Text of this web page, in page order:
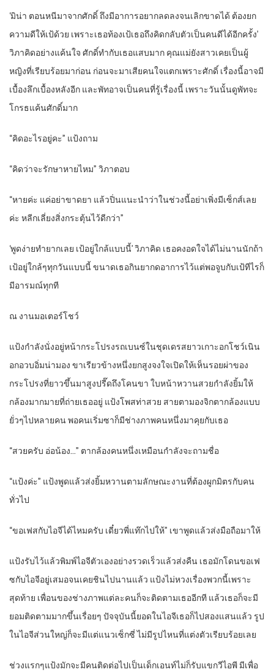
‘มิน่า ตอนหนีมาจากศักดิ์ ถึงมีอาการอยากลดลงจนเลิกขาดได้ ต้องยก
ความดีให้เป้ด้วย เพราะเธอท้องเป้เธอถึงคิดกลับตัวเป็นคนดีได้อีกครั้ง’
วิภาคิดอย่างแค้นใจ ศักดิ์ทำกับเธอแสบมาก คุณแม่ยังสาวเคยเป็นผู้
หญิงที่เรียบร้อยมาก่อน ก่อนจะมาเสียคนใจแตกเพราะศักดิ์ เรื่องนี้อาจมี
เบื้องลึกเบื้องหลังอีก และพัทอาจเป็นคนที่รู้เรื่องนี้ เพราะวันนั้นดูพัทจะ
โกรธแค้นศักดิ์มาก
“คิดอะไรอยู่คะ” แป้งถาม
“คิดว่าจะรักษาหายไหม” วิภาตอบ
“หายค่ะ แค่อย่าขาดยา แล้วปิ่นแนะนำว่าในช่วงนี้อย่าเพิ่งมีเซ็กส์เลย
ค่ะ หลีกเลี่ยงสิ่งกระตุ้นไว้ดีกว่า”
‘พูดง่ายทำยากเลย เป้อยู่ใกล้แบบนี้’ วิภาคิด เธอคงอดใจได้ไม่นานนักถ้า
เป้อยู่ใกล้ๆทุกวันแบบนี้ ขนาดเธอกินยากดอาการไว้แต่พอจูบกับเป้ทีไรก็
มีอารมณ์ทุกที
ณ งานมอเตอร์โชว์
แป้งกำลังนั่งอยู่หน้ากระโปรงรถเบนซ์ในชุดเดรสยาวเกาะอกโชว์เนิน
อกอวบอิ่มน่ามอง ขาเรียวข้างหนึ่งยกสูงจงใจเปิดให้เห็นรอยผ่าของ
กระโปรงที่ยาวขึ้นมาสูงปรี๊ดถึงโคนขา ใบหน้าหวานสวยกำลังยิ้มให้
กล้องมากมายที่ถ่ายเธออยู่ แป้งโพสท่าสวย สายตามองจิกตากล้องแบบ
ยั่วๆไปหลายคน พอคนเริ่มซาก็มีช่างภาพคนหนึ่งมาคุยกับเธอ
“สวยครับ อ่อน้อง…” ตากล้องคนหนึ่งเหมือนกำลังจะถามชื่อ
“แป้งค่ะ” แป้งพูดแล้วส่งยิ้มหวานตามลักษณะงานที่ต้องผูกมิตรกับคน
ทั่วไป
“ขอเฟสกับไอจีได้ไหมครับ เดี๋ยวพี่แท๊กไปให้” เขาพูดแล้วส่งมือถือมาให้
แป้งรับไว้แล้วพิมพ์ไอจีตัวเองอย่างรวดเร็วแล้วส่งคืน เธอมักโดนขอเฟ
ซกับไอจีอยู่เสมอจนเคยชินไปนานแล้ว แป้งไม่หวงเรื่องพวกนี้เพราะ
สุดท้าย เพื่อนของช่างภาพแต่ละคนก็จะติดตามเธออีกที แล้วเธอก็จะมี
ยอมติดตามมากขึ้นเรื่อยๆ ปัจจุบันนี้ยอดในไอจีเธอก็ไปสองแสนแล้ว รูป
ในไอจีส่วนใหญ่ก็จะมีแต่แนวเซ็กซี่ ไม่มีรูปไหนที่แต่งตัวเรียบร้อยเลย
ช่วงแรกๆแป้งมักจะมีคนติดต่อไปเป็นเด็กเอนท์ไม่ก็รับแขกวีไอพี มีเพื่อ